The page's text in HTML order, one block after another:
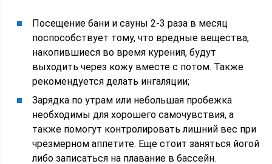
Посещение бани и сауны 2-3 раза в месяц
поспособствует тому, что вредные вещества,
накопившиеся во время курения, будут
выходить через кожу вместе с потом. Также
рекомендуется делать ингаляции;
Зарядка по утрам или небольшая пробежка
необходимы для хорошего самочувствия, а
также помогут контролировать лишний вес при
чрезмерном аппетите. Еще стоит заняться йогой
либо записаться на плавание в бассейн.